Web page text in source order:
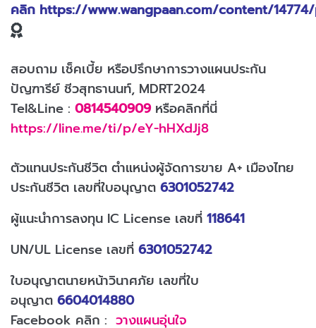
คลิก https://www.wangpaan.com/content/
สอบถาม เช็คเบี้ย หรือปรึกษาการวางแผนประกัน
ปัญฑารีย์ ชีวสุทธานนท์, MDRT2024
Tel&Line : 0814540909 หรือคลิกที่นี่
https://line.me/ti/p/eY-hHXdJj8
ตัวแทนประกันชีวิต ตำแหน่งผู้จัดการขาย A+ เมืองไทย
ประกันชีวิต เลขที่ใบอนุญาต 6301052742
ผู้แนะนำการลงทุน IC License เลขที่ 118641
UN/UL License เลขที่ 6301052742
ใบอนุญาตนายหน้าวินาศภัย เลขที่ใบ
อนุญาต 6604014880
Facebook คลิก : วางแผนอุ่นใจ